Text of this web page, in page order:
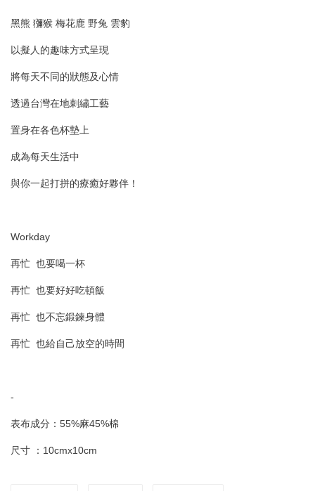
黑熊 獼猴 梅花鹿 野兔 雲豹
以擬人的趣味方式呈現
將每天不同的狀態及心情
透過台灣在地刺繡工藝
置身在各色杯墊上
成為每天生活中
與你一起打拼的療癒好夥伴！
Workday
再忙 也要喝一杯
再忙 也要好好吃頓飯
再忙 也不忘鍛鍊身體
再忙 也給自己放空的時間
-
表布成分：55%麻45%棉
尺寸 ：10cmx10cm